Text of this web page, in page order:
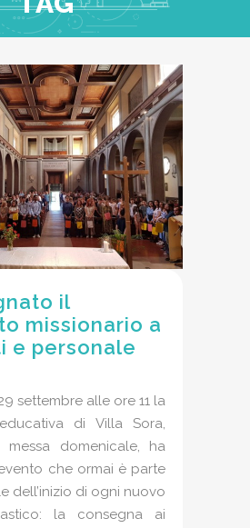
il
missionario a
e personale
settembre alle ore 11 la
di Villa Sora,
messa domenicale, ha
che ormai è parte
dell’inizio di ogni nuovo
la consegna ai